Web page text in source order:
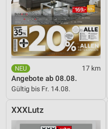
17 km
Angebote ab 08.08.
Gültig bis Fr. 14.08.
XXXLutz